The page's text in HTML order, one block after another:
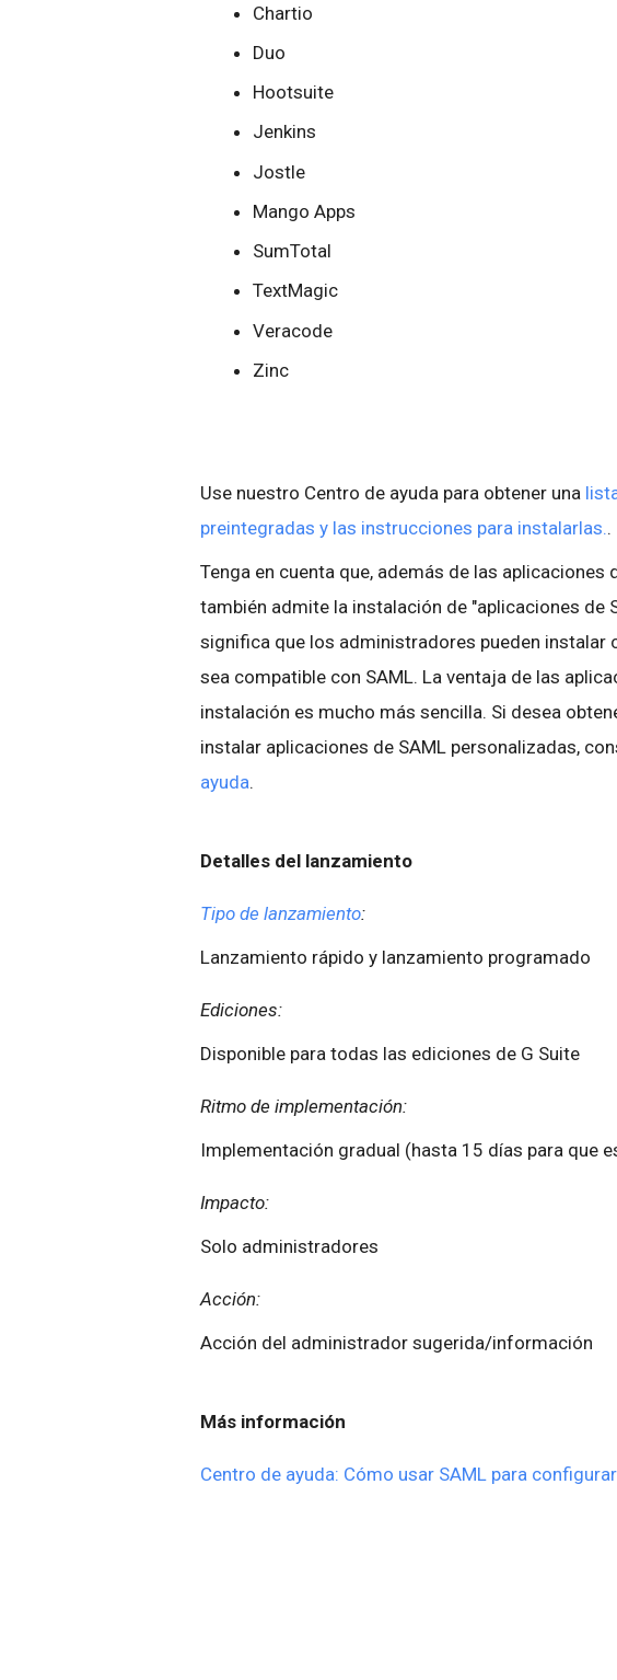
Chartio
Duo
Hootsuite
Jenkins
Jostle
Mango Apps
SumTotal
TextMagic
Veracode
Zinc
Use nuestro Centro de ayuda para obtener una
preintegradas y las instrucciones para instalarlas..
Tenga en cuenta que, además de las aplicaciones
también admite la instalación de "aplicaciones de
significa que los administradores pueden instalar
sea compatible con SAML. La ventaja de las
instalación es mucho más sencilla. Si desea
instalar aplicaciones de SAML personalizadas,
ayuda.
Detalles del lanzamiento
Tipo de lanzamiento:
Lanzamiento rápido y lanzamiento programado
Ediciones:
Disponible para todas las ediciones de G Suite
Ritmo de implementación:
Implementación gradual (hasta 15 días para que
Impacto:
Solo administradores
Acción:
Acción del administrador sugerida/información
Más información
Centro de ayuda: Cómo usar SAML para